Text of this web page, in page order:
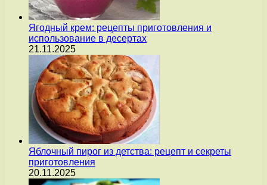
Ягодный крем: рецепты приготовления и
использование в десертах
21.11.2025
Яблочный пирог из детства: рецепт и секреты
приготовления
20.11.2025